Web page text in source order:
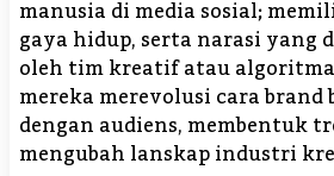
manusia di media sosial;
gaya hidup, serta narasi yang
oleh tim kreatif atau
mereka merevolusi cara
dengan audiens, membentuk
mengubah lanskap industri